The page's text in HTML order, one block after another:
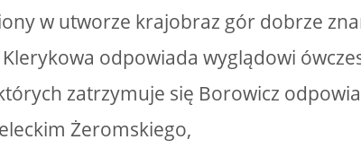
w utworze krajobraz gór dobrze
odpowiada wyglądowi
zatrzymuje się Borowicz
Żeromskiego,